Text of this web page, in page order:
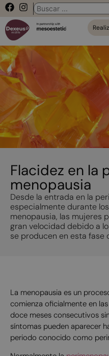
Flacidez en la
menopausia
Desde la entrada en la
especialmente durante
menopausia, las mujeres
gran velocidad debido a
se producen en esta fase
La menopausia es un
comienza oficialmente en
doce meses consecutivos
síntomas pueden aparecer
periodo conocido como